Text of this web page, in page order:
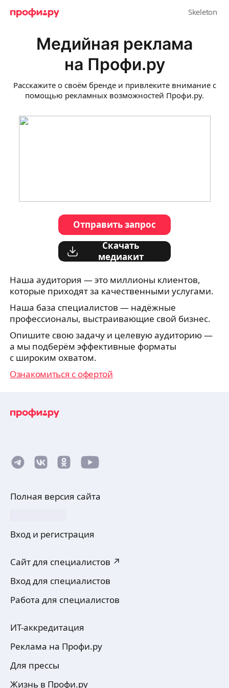
Медийная реклама
на Профи.ру
Расскажите о своём бренде и привлеките внимание с
помощью рекламных возможностей Профи.ру.
Отправить запрос
Скачать
медиакит
Наша аудитория — это миллионы клиентов,
которые приходят за качественными услугами.
Наша база специалистов — надёжные
профессионалы, выстраивающие свой бизнес.
Опишите свою задачу и целевую аудиторию —
а мы подберём эффективные форматы
с широким охватом.
Ознакомиться с офертой
Полная версия сайта
Вход и регистрация
Сайт для специалистов ↗
Вход для специалистов
Работа для специалистов
ИТ-аккредитация
Реклама на Профи.ру
Для прессы
Жизнь в Профи.ру